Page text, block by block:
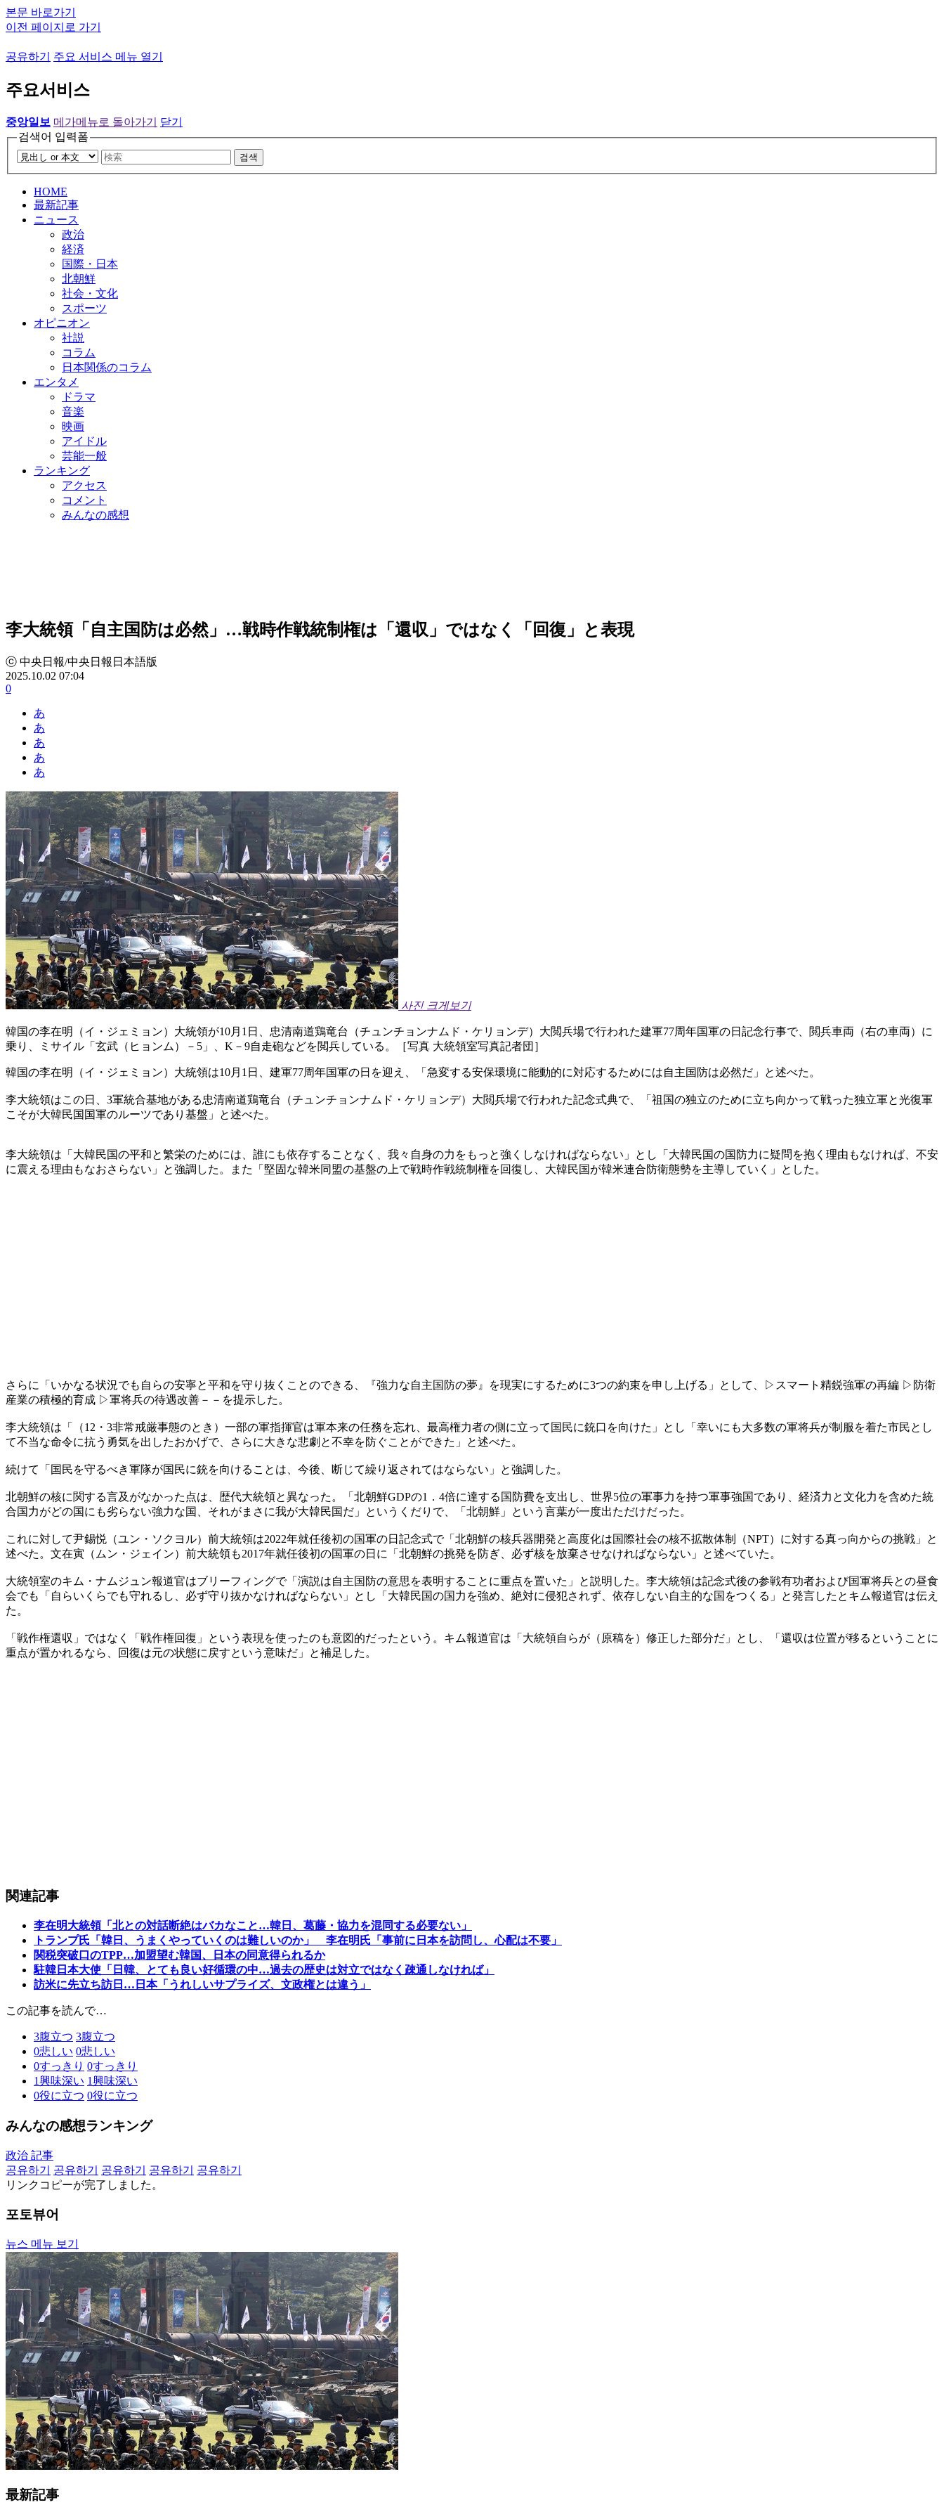
본문 바로가기
이전 페이지로 가기
공유하기 주요 서비스 메뉴 열기
주요서비스
중앙일보 메가메뉴로 돌아가기
닫기
검색어 입력폼
검색
HOME
最新記事
ニュース
政治
経済
国際・日本
北朝鮮
社会・文化
スポーツ
オピニオン
社説
コラム
日本関係のコラム
エンタメ
ドラマ
音楽
映画
アイドル
芸能一般
ランキング
アクセス
コメント
みんなの感想
李大統領「自主国防は必然」…戦時作戦統制権は「還収」ではなく「回復」と表現
ⓒ 中央日報/中央日報日本語版
2025.10.02 07:04
0
あ
あ
あ
あ
あ
사진 크게보기
韓国の李在明（イ・ジェミョン）大統領が10月1日、忠清南道鶏竜台（チュンチョンナムド・ケリョンデ）大閲兵場で行われた建軍77周年国軍の日記念行事で、閲兵車両（右の車両）に
乗り、ミサイル「玄武（ヒョンム）－5」、K－9自走砲などを閲兵している。［写真 大統領室写真記者団］
韓国の李在明（イ・ジェミョン）大統領は10月1日、建軍77周年国軍の日を迎え、「急変する安保環境に能動的に対応するためには自主国防は必然だ」と述べた。
李大統領はこの日、3軍統合基地がある忠清南道鶏竜台（チュンチョンナムド・ケリョンデ）大閲兵場で行われた記念式典で、「祖国の独立のために立ち向かって戦った独立軍と光復軍
こそが大韓民国国軍のルーツであり基盤」と述べた。
李大統領は「大韓民国の平和と繁栄のためには、誰にも依存することなく、我々自身の力をもっと強くしなければならない」とし「大韓民国の国防力に疑問を抱く理由もなければ、不安
に震える理由もなおさらない」と強調した。また「堅固な韓米同盟の基盤の上で戦時作戦統制権を回復し、大韓民国が韓米連合防衛態勢を主導していく」とした。
さらに「いかなる状況でも自らの安寧と平和を守り抜くことのできる、『強力な自主国防の夢』を現実にするために3つの約束を申し上げる」として、▷スマート精鋭強軍の再編 ▷防衛
産業の積極的育成 ▷軍将兵の待遇改善－－を提示した。
李大統領は「（12・3非常戒厳事態のとき）一部の軍指揮官は軍本来の任務を忘れ、最高権力者の側に立って国民に銃口を向けた」とし「幸いにも大多数の軍将兵が制服を着た市民とし
て不当な命令に抗う勇気を出したおかげで、さらに大きな悲劇と不幸を防ぐことができた」と述べた。
続けて「国民を守るべき軍隊が国民に銃を向けることは、今後、断じて繰り返されてはならない」と強調した。
北朝鮮の核に関する言及がなかった点は、歴代大統領と異なった。「北朝鮮GDPの1．4倍に達する国防費を支出し、世界5位の軍事力を持つ軍事強国であり、経済力と文化力を含めた統
合国力がどの国にも劣らない強力な国、それがまさに我が大韓民国だ」というくだりで、「北朝鮮」という言葉が一度出ただけだった。
これに対して尹錫悦（ユン・ソクヨル）前大統領は2022年就任後初の国軍の日記念式で「北朝鮮の核兵器開発と高度化は国際社会の核不拡散体制（NPT）に対する真っ向からの挑戦」と
述べた。文在寅（ムン・ジェイン）前大統領も2017年就任後初の国軍の日に「北朝鮮の挑発を防ぎ、必ず核を放棄させなければならない」と述べていた。
大統領室のキム・ナムジュン報道官はブリーフィングで「演説は自主国防の意思を表明することに重点を置いた」と説明した。李大統領は記念式後の参戦有功者および国軍将兵との昼食
会でも「自らいくらでも守れるし、必ず守り抜かなければならない」とし「大韓民国の国力を強め、絶対に侵犯されず、依存しない自主的な国をつくる」と発言したとキム報道官は伝え
た。
「戦作権還収」ではなく「戦作権回復」という表現を使ったのも意図的だったという。キム報道官は「大統領自らが（原稿を）修正した部分だ」とし、「還収は位置が移るということに
重点が置かれるなら、回復は元の状態に戻すという意味だ」と補足した。
関連記事
李在明大統領「北との対話断絶はバカなこと…韓日、葛藤・協力を混同する必要ない」
トランプ氏「韓日、うまくやっていくのは難しいのか」 李在明氏「事前に日本を訪問し、心配は不要」
関税突破口のTPP…加盟望む韓国、日本の同意得られるか
駐韓日本大使「日韓、とても良い好循環の中…過去の歴史は対立ではなく疎通しなければ」
訪米に先立ち訪日…日本「うれしいサプライズ、文政権とは違う」
この記事を読んで…
3腹立つ 3腹立つ
0悲しい 0悲しい
0すっきり 0すっきり
1興味深い 1興味深い
0役に立つ 0役に立つ
みんなの感想ランキング
政治 記事
공유하기
공유하기 공유하기 공유하기
공유하기
リンクコピーが完了しました。
포토뷰어
뉴스 메뉴 보기
最新記事